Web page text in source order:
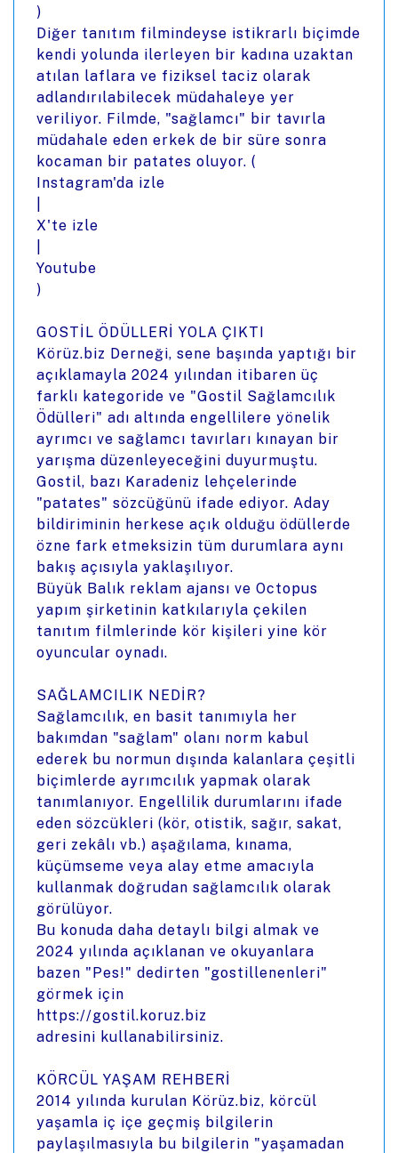
)
Diğer tanıtım filmindeyse istikrarlı biçimde
kendi yolunda ilerleyen bir kadına uzaktan
atılan laflara ve fiziksel taciz olarak
adlandırılabilecek müdahaleye yer
veriliyor. Filmde, "sağlamcı" bir tavırla
müdahale eden erkek de bir süre sonra
kocaman bir patates oluyor. (
Instagram'da izle
X'te izle
Youtube
)
GOSTİL ÖDÜLLERİ YOLA ÇIKTI
Körüz.biz Derneği, sene başında yaptığı bir
açıklamayla 2024 yılından itibaren üç
farklı kategoride ve "Gostil Sağlamcılık
Ödülleri" adı altında engellilere yönelik
ayrımcı ve sağlamcı tavırları kınayan bir
yarışma düzenleyeceğini duyurmuştu.
Gostil, bazı Karadeniz lehçelerinde
"patates" sözcüğünü ifade ediyor. Aday
bildiriminin herkese açık olduğu ödüllerde
özne fark etmeksizin tüm durumlara aynı
bakış açısıyla yaklaşılıyor.
Büyük Balık reklam ajansı ve Octopus
yapım şirketinin katkılarıyla çekilen
tanıtım filmlerinde kör kişileri yine kör
oyuncular oynadı.
SAĞLAMCILIK NEDİR?
Sağlamcılık, en basit tanımıyla her
bakımdan "sağlam" olanı norm kabul
ederek bu normun dışında kalanlara çeşitli
biçimlerde ayrımcılık yapmak olarak
tanımlanıyor. Engellilik durumlarını ifade
eden sözcükleri (kör, otistik, sağır, sakat,
geri zekâlı vb.) aşağılama, kınama,
küçümseme veya alay etme amacıyla
kullanmak doğrudan sağlamcılık olarak
görülüyor.
Bu konuda daha detaylı bilgi almak ve
2024 yılında açıklanan ve okuyanlara
bazen "Pes!" dedirten "gostillenenleri"
görmek için
https://gostil.koruz.biz
adresini kullanabilirsiniz.
KÖRCÜL YAŞAM REHBERİ
2014 yılında kurulan Körüz.biz, körcül
yaşamla iç içe geçmiş bilgilerin
paylaşılmasıyla bu bilgilerin "yaşamadan